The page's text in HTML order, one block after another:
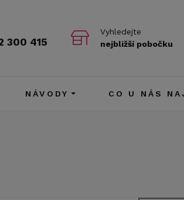
300 415
Vyhledejte
nejbližší pobočku
NÁVODY CO U NÁS